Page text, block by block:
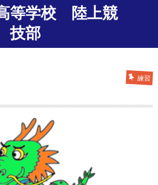
等学校 陸上競
技部
練習